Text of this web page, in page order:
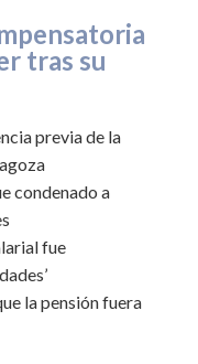
tras su
previa de la
condenado a
fue
la pensión fuera